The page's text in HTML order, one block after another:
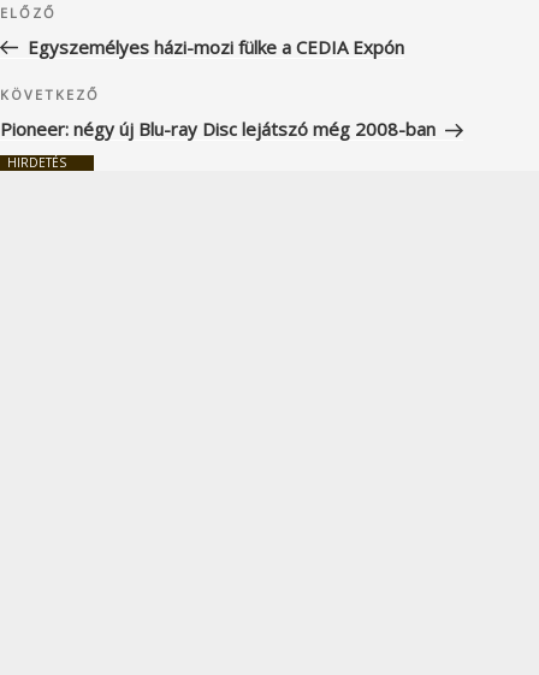
navigáció
Korábbi
bejegyzés
ELŐZŐ
Egyszemélyes házi-mozi fülke a CEDIA Expón
Következő
bejegyzés
KÖVETKEZŐ
Pioneer: négy új Blu-ray Disc lejátszó még 2008-ban
HIRDETÉS